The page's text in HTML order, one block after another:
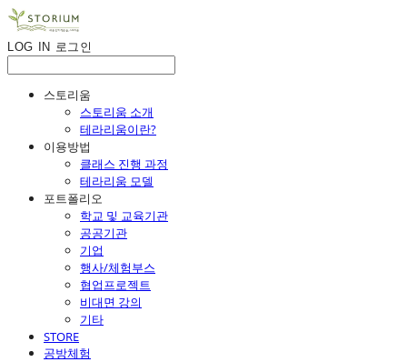
LOG IN 로그인
스토리움
스토리움 소개
테라리움이란?
이용방법
클래스 진행 과정
테라리움 모델
포트폴리오
학교 및 교육기관
공공기관
기업
행사/체험부스
협업프로젝트
비대면 강의
기타
STORE
공방체험